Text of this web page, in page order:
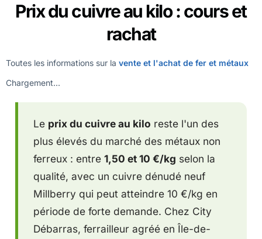
Prix du cuivre au kilo : cours et
rachat
Toutes les informations sur la vente et l'achat de fer et métaux
Chargement...
Le prix du cuivre au kilo reste l'un des
plus élevés du marché des métaux non
ferreux : entre 1,50 et 10 €/kg selon la
qualité, avec un cuivre dénudé neuf
Millberry qui peut atteindre 10 €/kg en
période de forte demande. Chez City
Débarras, ferrailleur agréé en Île-de-